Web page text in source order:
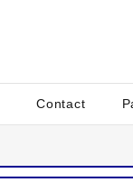
Contact